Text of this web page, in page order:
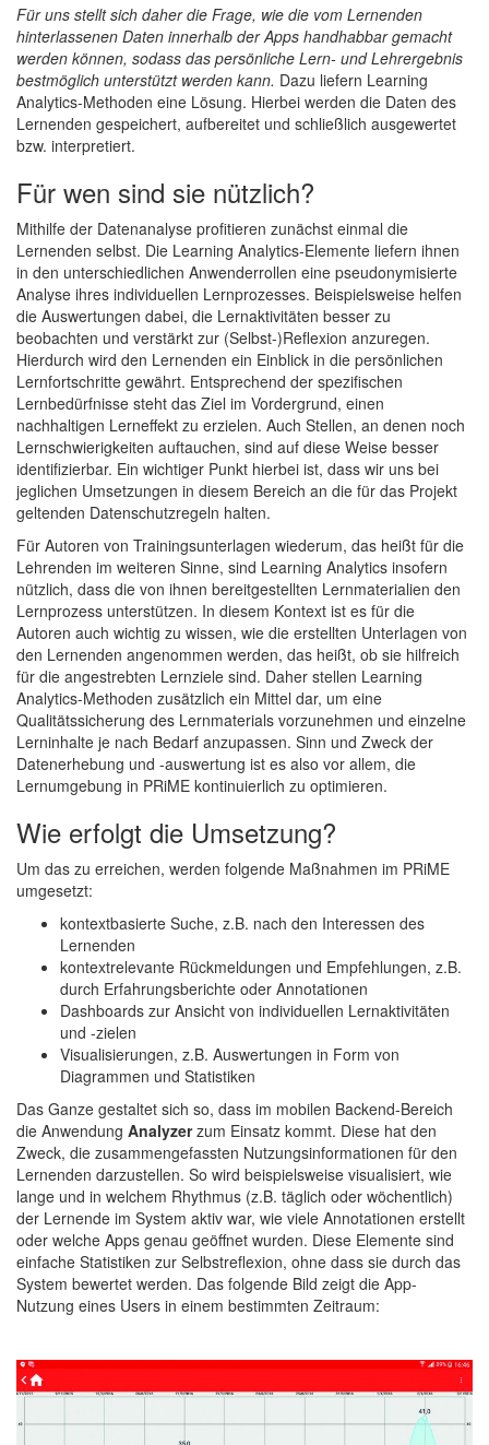
Für uns stellt sich daher die Frage, wie die vom Lernenden
hinterlassenen Daten innerhalb der Apps handhabbar gemacht
werden können, sodass das persönliche Lern- und Lehrergebnis
bestmöglich unterstützt werden kann. Dazu liefern Learning
Analytics-Methoden eine Lösung. Hierbei werden die Daten des
Lernenden gespeichert, aufbereitet und schließlich ausgewertet
bzw. interpretiert.
Für wen sind sie nützlich?
Mithilfe der Datenanalyse profitieren zunächst einmal die
Lernenden selbst. Die Learning Analytics-Elemente liefern ihnen
in den unterschiedlichen Anwenderrollen eine pseudonymisierte
Analyse ihres individuellen Lernprozesses. Beispielsweise helfen
die Auswertungen dabei, die Lernaktivitäten besser zu
beobachten und verstärkt zur (Selbst-)Reflexion anzuregen.
Hierdurch wird den Lernenden ein Einblick in die persönlichen
Lernfortschritte gewährt. Entsprechend der spezifischen
Lernbedürfnisse steht das Ziel im Vordergrund, einen
nachhaltigen Lerneffekt zu erzielen. Auch Stellen, an denen noch
Lernschwierigkeiten auftauchen, sind auf diese Weise besser
identifizierbar. Ein wichtiger Punkt hierbei ist, dass wir uns bei
jeglichen Umsetzungen in diesem Bereich an die für das Projekt
geltenden Datenschutzregeln halten.
Für Autoren von Trainingsunterlagen wiederum, das heißt für die
Lehrenden im weiteren Sinne, sind Learning Analytics insofern
nützlich, dass die von ihnen bereitgestellten Lernmaterialien den
Lernprozess unterstützen. In diesem Kontext ist es für die
Autoren auch wichtig zu wissen, wie die erstellten Unterlagen von
den Lernenden angenommen werden, das heißt, ob sie hilfreich
für die angestrebten Lernziele sind. Daher stellen Learning
Analytics-Methoden zusätzlich ein Mittel dar, um eine
Qualitätssicherung des Lernmaterials vorzunehmen und einzelne
Lerninhalte je nach Bedarf anzupassen. Sinn und Zweck der
Datenerhebung und -auswertung ist es also vor allem, die
Lernumgebung in PRiME kontinuierlich zu optimieren.
Wie erfolgt die Umsetzung?
Um das zu erreichen, werden folgende Maßnahmen im PRiME
umgesetzt:
kontextbasierte Suche, z.B. nach den Interessen des
Lernenden
kontextrelevante Rückmeldungen und Empfehlungen, z.B.
durch Erfahrungsberichte oder Annotationen
Dashboards zur Ansicht von individuellen Lernaktivitäten
und -zielen
Visualisierungen, z.B. Auswertungen in Form von
Diagrammen und Statistiken
Das Ganze gestaltet sich so, dass im mobilen Backend-Bereich
die Anwendung Analyzerzum Einsatz kommt. Diese hat den
Zweck, die zusammengefassten Nutzungsinformationen für den
Lernenden darzustellen. So wird beispielsweise visualisiert, wie
lange und in welchem Rhythmus (z.B. täglich oder wöchentlich)
der Lernende im System aktiv war, wie viele Annotationen erstellt
oder welche Apps genau geöffnet wurden. Diese Elemente sind
einfache Statistiken zur Selbstreflexion, ohne dass sie durch das
System bewertet werden. Das folgende Bild zeigt die App-
Nutzung eines Users in einem bestimmten Zeitraum: